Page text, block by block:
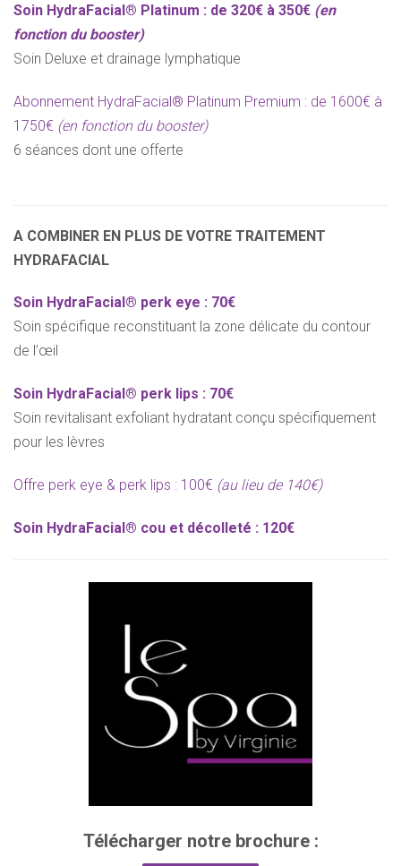
Soin HydraFacial® Platinum : de 320€ à 350€ (en
fonction du booster)
Soin Deluxe et drainage lymphatique
Abonnement HydraFacial® Platinum Premium : de 1600€ à
1750€ (en fonction du booster)
6 séances dont une offerte
A COMBINER EN PLUS DE VOTRE TRAITEMENT
HYDRAFACIAL
Soin HydraFacial® perk eye : 70€
Soin spécifique reconstituant la zone délicate du contour
de l’œil
Soin HydraFacial® perk lips : 70€
Soin revitalisant exfoliant hydratant conçu spécifiquement
pour les lèvres
Offre perk eye & perk lips : 100€ (au lieu de 140€)
Soin HydraFacial® cou et décolleté : 120€
Télécharger notre brochure :